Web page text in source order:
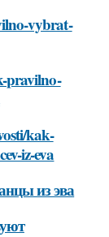
vybrat-
pravilno-
kak-
iz-eva
из эва